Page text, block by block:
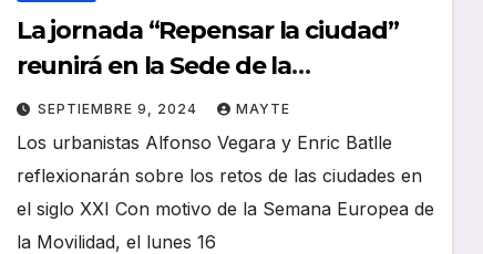
La jornada “Repensar la ciudad”
reunirá en la Sede de la
Universidad a expertos en
movilidad y cambio climático
SEPTIEMBRE 9, 2024 MAYTE
Los urbanistas Alfonso Vegara y Enric Batlle
reflexionarán sobre los retos de las ciudades en
el siglo XXI Con motivo de la Semana Europea de
la Movilidad, el lunes 16